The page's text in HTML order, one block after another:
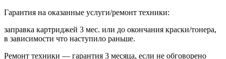
Гарантия на оказанные услуги/ремонт техники:
заправка картриджей 3 мес. или до окончания краски/тонера,
в зависимости что наступило раньше.
Ремонт техники — гарантия 3 месяца, если не обговорено